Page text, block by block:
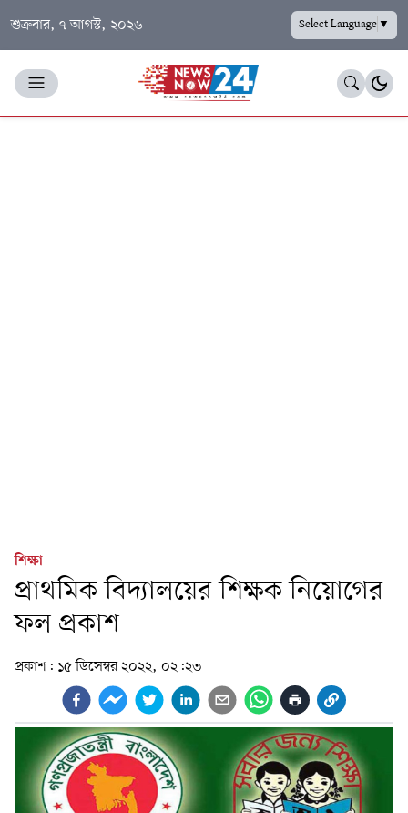
শুক্রবার, ৭ আগস্ট, ২০২৬ Select Language▼
শিক্ষা
প্রাথমিক বিদ্যালয়ের শিক্ষক নিয়োগের
ফল প্রকাশ
প্রকাশ: ১৫ ডিসেম্বর ২০২২, ০২:২৩